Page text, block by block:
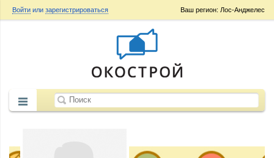
Ваш регион: Лос-Анджелес
Войти или зарегистрироваться